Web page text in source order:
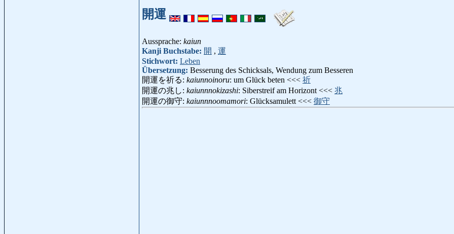
開運
Aussprache: kaiun
Kanji Buchstabe: 開 , 運
Stichwort: Leben
Übersetzung: Besserung des Schicksals, Wendung zum Besseren
開運を祈る: kaiunnoinoru: um Glück beten <<< 祈
開運の兆し: kaiunnnokizashi: Siberstreif am Horizont <<< 兆
開運の御守: kaiunnnoomamori: Glücksamulett <<< 御守